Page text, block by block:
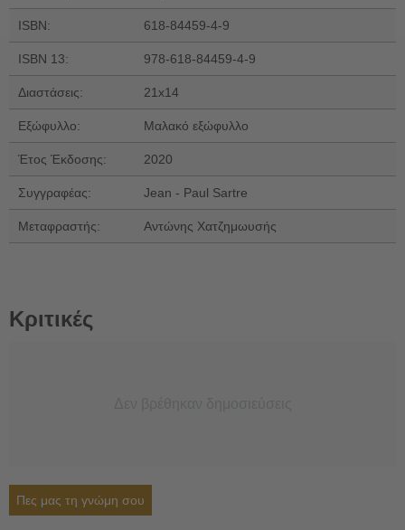
ISBN: 618-84459-4-9
ISBN 13: 978-618-84459-4-9
Διαστάσεις: 21x14
Εξώφυλλο: Μαλακό εξώφυλλο
Έτος Έκδοσης: 2020
Συγγραφέας: Jean - Paul Sartre
Μεταφραστής: Αντώνης Χατζημωυσής
Κριτικές
Πες μας τη γνώμη σου